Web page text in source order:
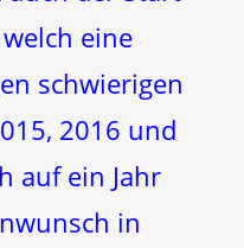
eine
schwierigen
2016 und
auf ein Jahr
in